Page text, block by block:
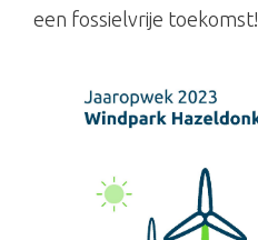
een fossielvrije toekomst!